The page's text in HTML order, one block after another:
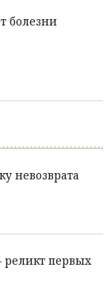
болезни
невозврата
первых